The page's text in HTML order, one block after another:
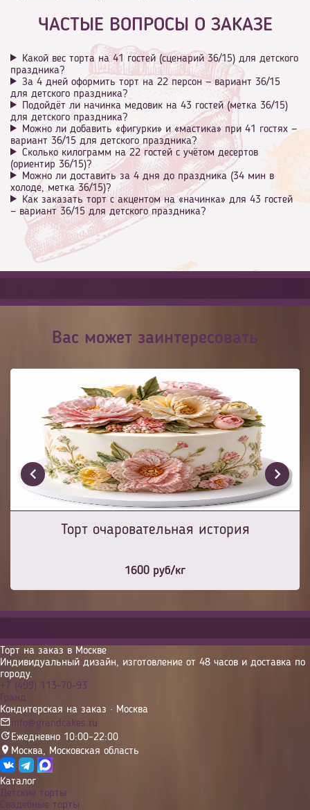
ЧАСТЫЕ ВОПРОСЫ О ЗАКАЗЕ
Какой вес торта на 41 гостей (сценарий 36/15) для детского
праздника?
За 4 дней оформить торт на 22 персон — вариант 36/15
для детского праздника?
Подойдёт ли начинка медовик на 43 гостей (метка 36/15)
для детского праздника?
Можно ли добавить «фигурки» и «мастика» при 41 гостях —
вариант 36/15 для детского праздника?
Сколько килограмм на 22 гостей с учётом десертов
(ориентир 36/15)?
Можно ли доставить за 4 дня до праздника (34 мин в
холоде, метка 36/15)?
Как заказать торт с акцентом на «начинка» для 43 гостей
— вариант 36/15 для детского праздника?
Вас может заинтересовать
Торт очаровательная история
1600 руб/кг
Торт на заказ в Москве
Индивидуальный дизайн, изготовление от 48 часов и доставка по
городу.
+7 (499) 113-70-93
Гранд
Кондитерская на заказ · Москва
info@grandcakes.ru
Ежедневно 10:00–22:00
Москва, Московская область
Каталог
Детские торты
Свадебные торты